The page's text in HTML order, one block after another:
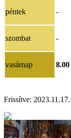
péntek -
szombat -
vasárnap 8.00
Frissítve: 2023.11.17.